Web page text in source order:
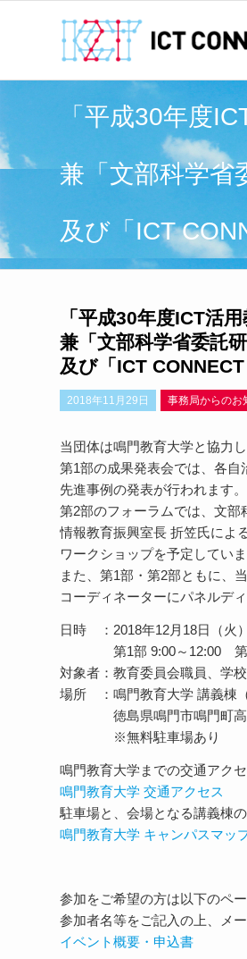
「平成30年度
兼「文部科学省
及び「ICT
「平成30年度ICT活
兼「文部科学省委託
及び「ICT
2018年11月29日 事務局からのお
当団体は鳴門教育大学と協力
第1部の成果発表会では、各自
先進事例の発表が行われます。
第2部のフォーラムでは、文
情報教育振興室長 折笠氏によ
ワークショップを予定していま
また、第1部・第2部ともに、
コーディネーターにパネルデ
日時 ：2018年12月18日（火）
第1部 9:00～12:00 第2
対象者：教育委員会職員、学
場所 ：鳴門教育大学 講義棟（
徳島県鳴門市鳴門町高
※無料駐車場あり
鳴門教育大学までの交通アク
鳴門教育大学 交通アクセス
駐車場と、会場となる講義棟
鳴門教育大学 キャンパスマッ
参加をご希望の方は以下のペ
参加者名等をご記入の上、メ
イベント概要・申込書